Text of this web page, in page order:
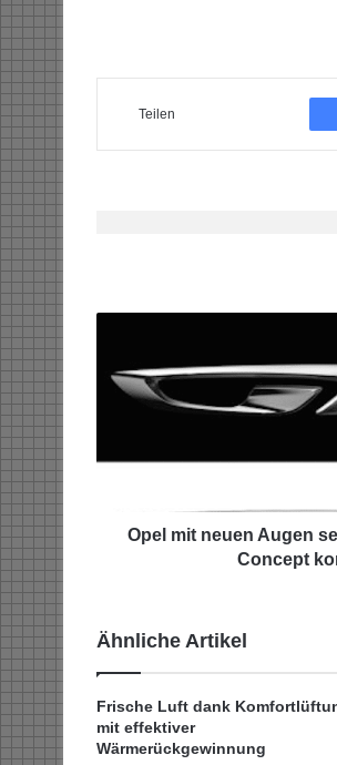
Teilen
t
g
e
e
Opel mit neuen Augen
Concept
Ähnliche Artikel
Frische Luft dank
mit effektiver
Wärmerückgewinnung